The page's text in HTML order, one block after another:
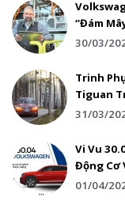
“Đám
30/03/
Trinh
Tiguan
31/03/
Vi Vu
Động Cơ
01/04/